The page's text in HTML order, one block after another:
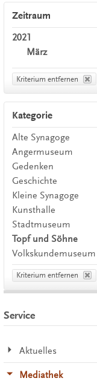
Zeitraum
2021
März
Kriterium entfernen
Kategorie
Alte Synagoge
Angermuseum
Gedenken
Geschichte
Kleine Synagoge
Kunsthalle
Stadtmuseum
Topf und Söhne
Volkskundemuseum
Kriterium entfernen
Service
Aktuelles
Mediathek